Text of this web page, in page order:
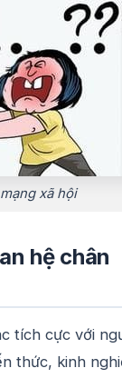
xã hội
hệ chân
tích cực với
thức, kinh